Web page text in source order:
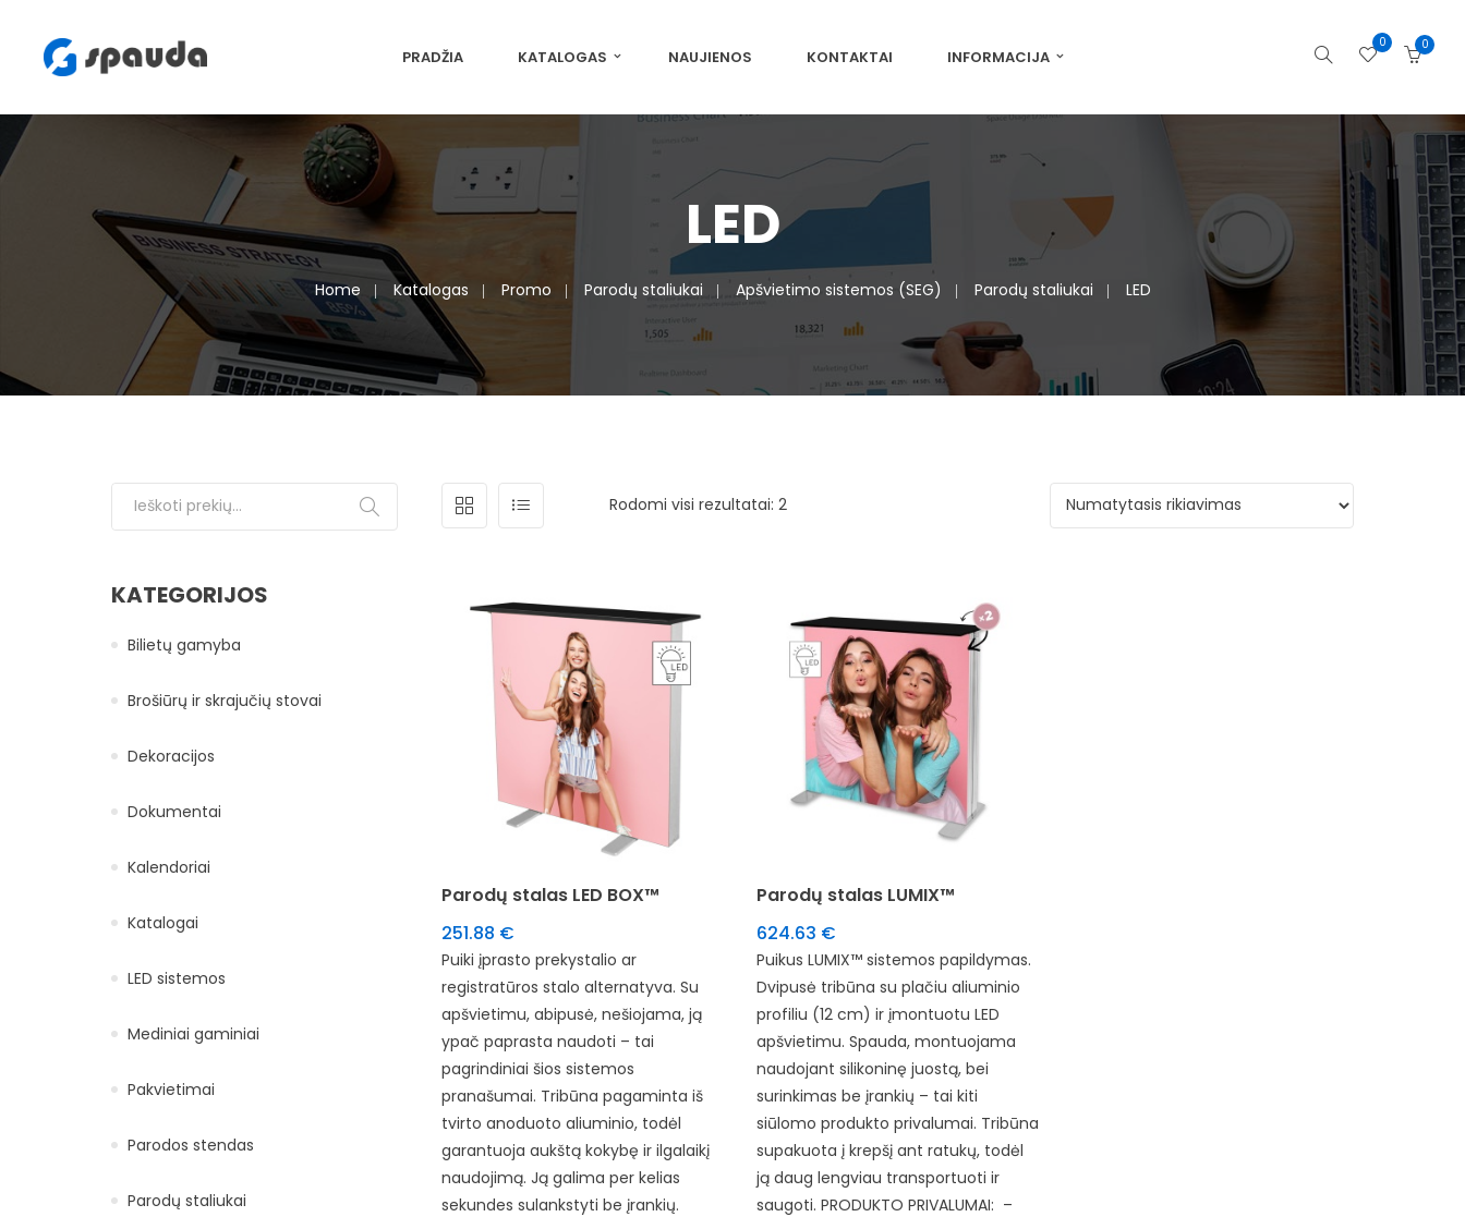
PRADŽIA KATALOGAS NAUJIENOS KONTAKTAI INFORMACIJA
0 0
LED
Home Katalogas Promo Parodų staliukai Apšvietimo sistemos (SEG) Parodų staliukai LED
Rodomi visi rezultatai: 2
Parodų stalas LED BOX™
251.88 €
Puiki įprasto prekystalio ar
registratūros stalo alternatyva. Su
apšvietimu, abipusė, nešiojama, ją
ypač paprasta naudoti – tai
pagrindiniai šios sistemos
pranašumai. Tribūna pagaminta iš
tvirto anoduoto aliuminio, todėl
garantuoja aukštą kokybę ir ilgalaikį
naudojimą. Ją galima per kelias
sekundes sulankstyti be įrankių.
Parodų stalas LUMIX™
624.63 €
Puikus LUMIX™ sistemos papildymas.
Dvipusė tribūna su plačiu aliuminio
profiliu (12 cm) ir įmontuotu LED
apšvietimu. Spauda, montuojama
naudojant silikoninę juostą, bei
surinkimas be įrankių – tai kiti
siūlomo produkto privalumai. Tribūna
supakuota į krepšį ant ratukų, todėl
ją daug lengviau transportuoti ir
saugoti. PRODUKTO PRIVALUMAI: –
Ieškoti:
KATEGORIJOS
Bilietų gamyba
Brošiūrų ir skrajučių stovai
Dekoracijos
Dokumentai
Kalendoriai
Katalogai
LED sistemos
Mediniai gaminiai
Pakvietimai
Parodos stendas
Parodų staliukai